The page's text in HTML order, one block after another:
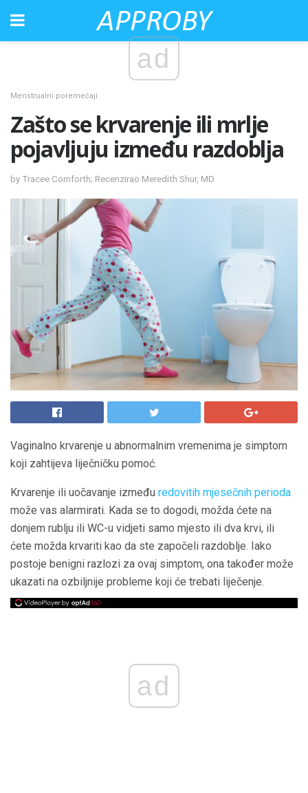
ad
Menstrualni poremećaji
Zašto se krvarenje ili mrlje
pojavljuju između razdoblja
by Tracee Cornforth; Recenzirao Meredith Shur, MD
Vaginalno krvarenje u abnormalnim vremenima je simptom
koji zahtijeva liječničku pomoć.
Krvarenje ili uočavanje između redovitih mjesečnih perioda
može vas alarmirati. Kada se to dogodi, možda ćete na
donjem rublju ili WC-u vidjeti samo mjesto ili dva krvi, ili
ćete možda krvariti kao da ste započeli razdoblje. Iako
postoje benigni razlozi za ovaj simptom, ona također može
ukazati na ozbiljnije probleme koji će trebati liječenje.
ad